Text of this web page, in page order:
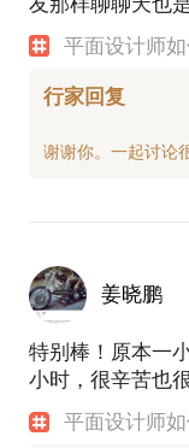
平面设计师
行家回复
姜晓鹏
特别棒！原本一
小时，很辛苦也
平面设计师